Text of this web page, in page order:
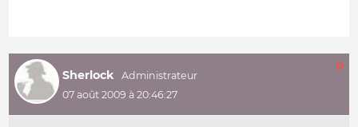
Sherlock
07 août 2009 à 20:46:27
0